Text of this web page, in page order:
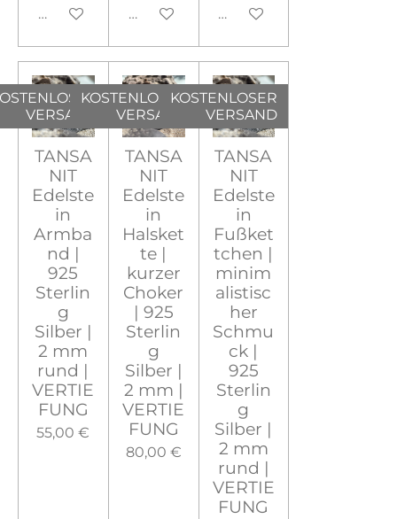
In den WarenkorbIn den WarenkorbIn den Warenkorb
VERSAND
TANSA
NIT
Edelste
in
Armba
nd |
925
Sterlin
g
Silber |
2 mm
rund |
VERTIE
FUNG
55,00 €
KOSTENLOSER
VERSAND
TANSA
NIT
Edelste
in
Halsket
te |
kurzer
Choker
| 925
Sterlin
g
Silber |
2 mm |
VERTIE
FUNG
80,00 €
KOSTENLOSER
VERSAND
TANSA
NIT
Edelste
in
Fußket
tchen |
minim
alistisc
her
Schmu
ck |
925
Sterlin
g
Silber |
2 mm
rund |
VERTIE
FUNG